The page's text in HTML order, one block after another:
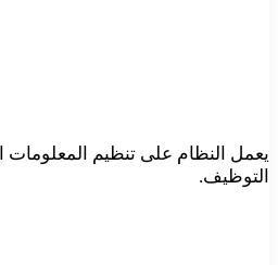
يعمل النظام على تنظيم المعلومات
التوظيف.